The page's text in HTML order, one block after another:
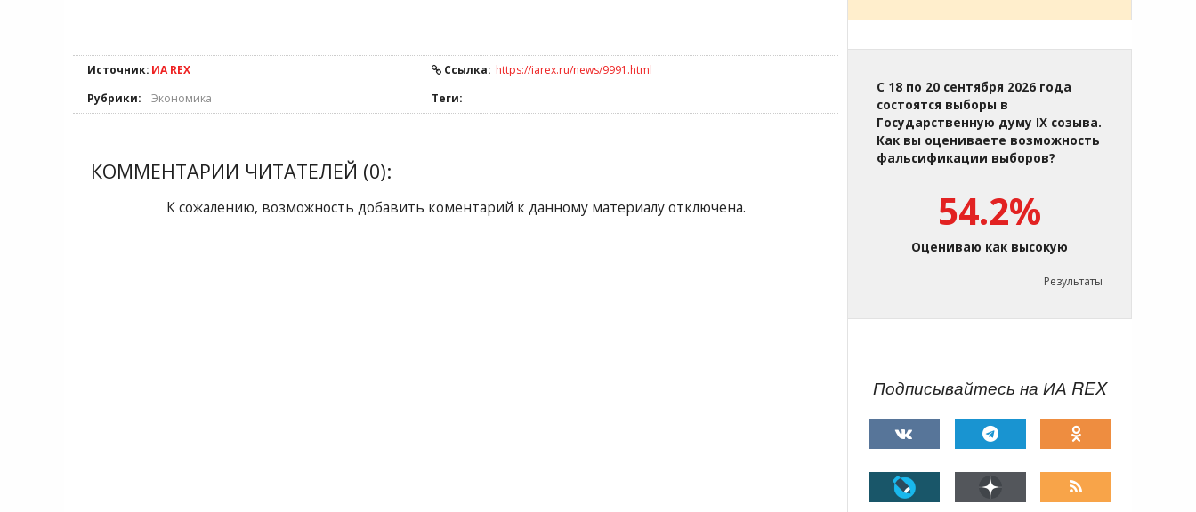
Источник: ИА REX Ссылка: https://iarex.ru/news/9991.html
Рубрики:
Экономика Теги:
КОММЕНТАРИИ ЧИТАТЕЛЕЙ (0):
К сожалению, возможность добавить коментарий к данному материалу отключена.
С 18 по 20 сентября 2026 года
состоятся выборы в
Государственную думу IX созыва.
Как вы оцениваете возможность
фальсификации выборов?
54.2%
Оцениваю как высокую
Результаты
Подписывайтесь на ИА REX